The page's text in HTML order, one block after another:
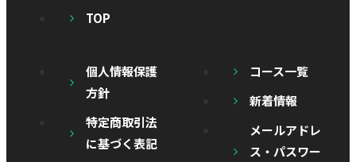
TOP
個人情報保護
方針
特定商取引法
に基づく表記
コース一覧
新着情報
メールアドレ
ス・パスワー